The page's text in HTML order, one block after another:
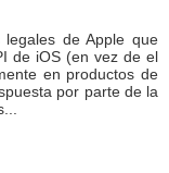
de Apple que
de iOS (en vez de el
en productos de
por parte de la